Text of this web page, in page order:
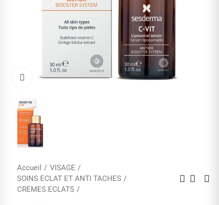
Cliquez pour agrandir
Accueil
VISAGE
SOINS ECLAT ET ANTI TACHES
CREMES ECLATS